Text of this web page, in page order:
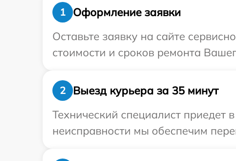
1
Оформление заявки
Оставьте заявку на сайте
стоимости и сроков ремонта
2
Выезд курьера за 35 минут
Технический специалист приедет
неисправности мы обеспечим